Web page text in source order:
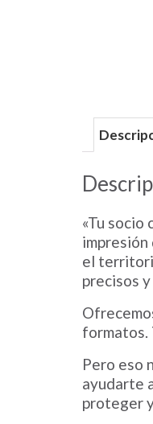
«Tu socio
el
precisos
formatos.
Pero eso
ayudarte
proteger